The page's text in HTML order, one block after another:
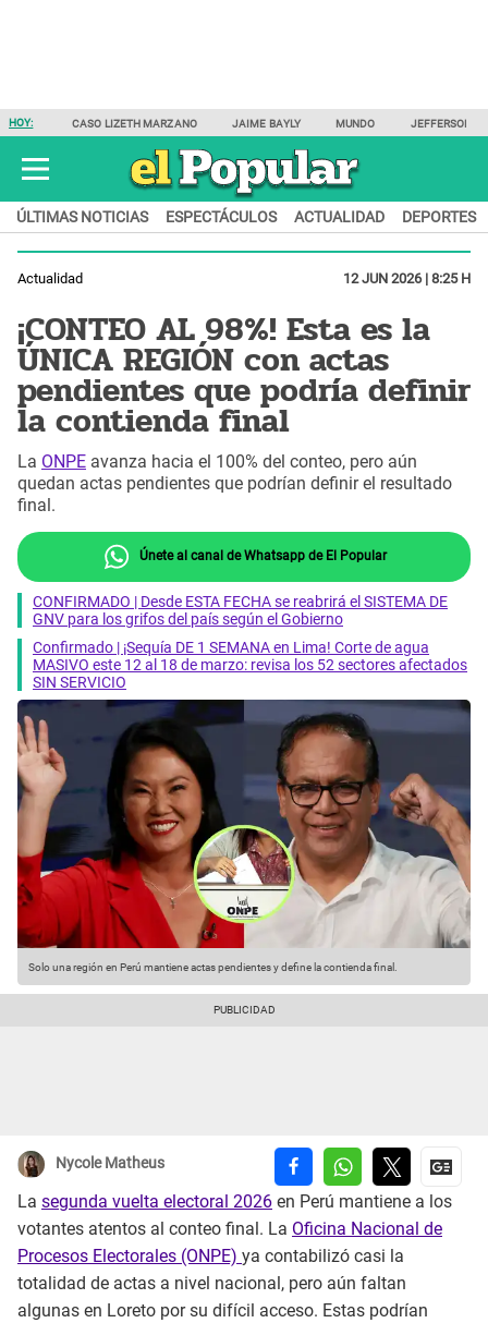
HOY: CASO LIZETH MARZANO JAIME BAYLY MUNDO JEFFERSON
ÚLTIMAS NOTICIAS ESPECTÁCULOS ACTUALIDAD DEPORTES
Actualidad 12 JUN 2026 | 8:25 H
¡CONTEO AL 98%! Esta es la
ÚNICA REGIÓN con actas
pendientes que podría definir
la contienda final
La ONPE avanza hacia el 100% del conteo, pero aún
quedan actas pendientes que podrían definir el resultado
final.
Únete al canal de Whatsapp de El Popular
CONFIRMADO | Desde ESTA FECHA se reabrirá el SISTEMA DE
GNV para los grifos del país según el Gobierno
Confirmado | ¡Sequía DE 1 SEMANA en Lima! Corte de agua
MASIVO este 12 al 18 de marzo: revisa los 52 sectores afectados
SIN SERVICIO
Solo una región en Perú mantiene actas pendientes y define la contienda final.
Nycole Matheus
La segunda vuelta electoral 2026 en Perú mantiene a los
votantes atentos al conteo final. La Oficina Nacional de
Procesos Electorales (ONPE) ya contabilizó casi la
totalidad de actas a nivel nacional, pero aún faltan
algunas en Loreto por su difícil acceso. Estas podrían